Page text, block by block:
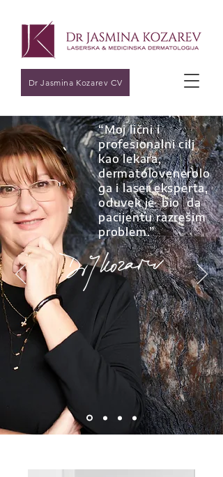
Dr Jasmina Kozarev CV
“Moj lični i
profesionalni cilj
kao lekara,
dermatolovenerolo
ga i laser eksperta,
oduvek je bio da
pacijentu razrešim
problem.”